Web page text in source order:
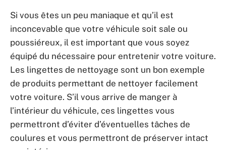
Si vous êtes un peu maniaque et qu’il est
inconcevable que votre véhicule soit sale ou
poussiéreux, il est important que vous soyez
équipé du nécessaire pour entretenir votre voiture.
Les lingettes de nettoyage sont un bon exemple
de produits permettant de nettoyer facilement
votre voiture. S’il vous arrive de manger à
l’intérieur du véhicule, ces lingettes vous
permettront d’éviter d’éventuelles tâches de
coulures et vous permettront de préserver intact